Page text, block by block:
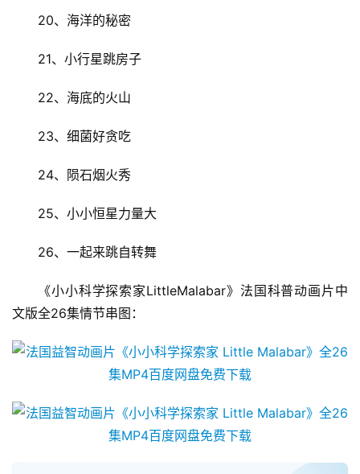
荐
专
题
登录 注册
20、海洋的秘密
21、小行星跳房子
22、海底的火山
23、细菌好贪吃
24、陨石烟火秀
25、小小恒星力量大
26、一起来跳自转舞
《小小科学探索家LittleMalabar》法国科普动画片中
文版全26集情节串图：